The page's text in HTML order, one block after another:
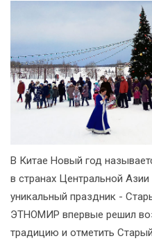
В Китае Новый год
в странах Центральной
уникальный праздник -
ЭТНОМИР впервые решил
традицию и отметить